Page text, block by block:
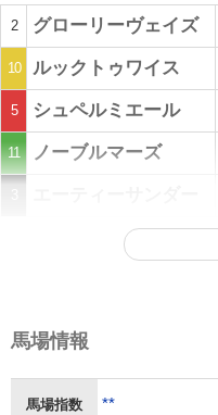
2 グローリーヴェイズ
10 ルックトゥワイス
5 シュペルミエール
11 ノーブルマーズ
馬場情報
馬場指数 **